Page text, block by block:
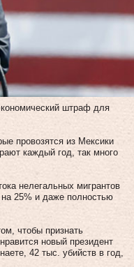
штраф для
провозятся из Мексики
каждый год, так много
нелегальных мигрантов
25% и даже полностью
чтобы признать
новый президент
42 тыс. убийств в год,